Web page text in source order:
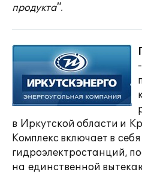
продукта".
в Иркутской области и
Комплекс включает в
гидроэлектростанций,
на единственной